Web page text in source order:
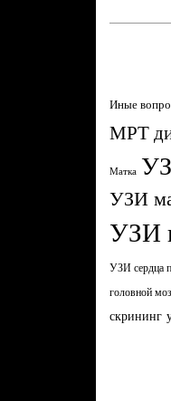
Иные
МРТ
Матка
УЗИ
УЗИ
УЗИ сердца
головной
скрининг